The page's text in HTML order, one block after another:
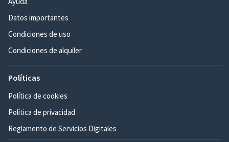
Datos importantes
Condiciones de uso
Condiciones de alquiler
Políticas
Política de cookies
Política de privacidad
Reglamento de Servicios Digitales